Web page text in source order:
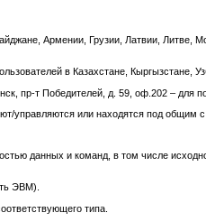
Армении, Грузии, Латвии, Литве,
в Казахстане, Кыргызстане,
пр-т Победителей, д. 59, оф.202 – для
управляются или находятся под общим
данных и команд, в том числе
ЭВМ).
типа.